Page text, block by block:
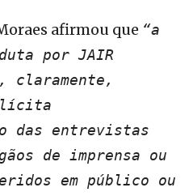
afirmou que “a
por JAIR
claramente,
das entrevistas
de imprensa ou
em público ou